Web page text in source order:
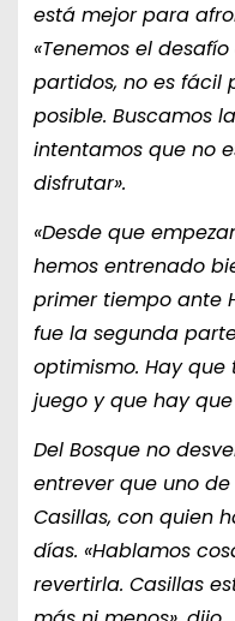
está mejor para
«Tenemos el
partidos, no es fácil
posible. Buscamos
intentamos que no
disfrutar».
«Desde que
hemos entrenado
primer tiempo ante
fue la segunda
optimismo. Hay que
juego y que hay
Del Bosque no
entrever que uno
Casillas, con quien
días. «Hablamos
revertirla. Casillas